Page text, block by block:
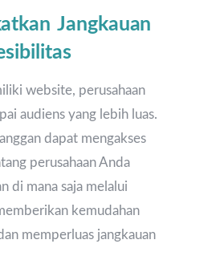
Jangkauan
website, perusahaan
audiens yang lebih luas.
dapat mengakses
perusahaan Anda
di mana saja melalui
kemudahan
memperluas jangkauan